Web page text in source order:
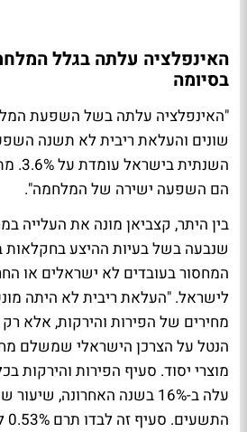
האינפלציה עלתה בגלל
בסיומה
"האינפלציה עלתה בשל השפעת
שונים והעלאת ריבית לא תשנה
הם השפעה ישירה של המלחמה".
בין היתר, קצביאן מונה את העלייה
שנבעה בשל בעיות ההיצע בחקלאות
המחסור בעובדים לא ישראלים או
לישראל. "העלאת ריבית לא היתה
מחירים של הפירות והירקות, אלא
הנטל על הצרכן הישראלי שמשלם
מוצרי יסוד. סעיף הפירות והירקות
עלה ב-16% בשנה האחרונה,
התשעים. סעיף זה לבדו תרם 0.53% לאינפלצייה השנתית".